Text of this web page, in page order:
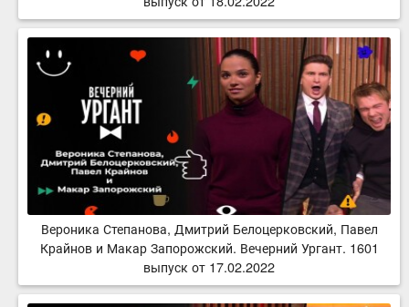
Вероника Степанова, Дмитрий Белоцерковский, Павел
Крайнов и Макар Запорожский. Вечерний Ургант. 1601
выпуск от 17.02.2022